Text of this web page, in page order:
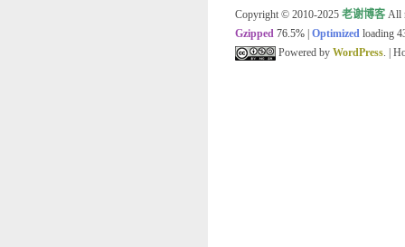
Copyright © 2010-2025 老谢博客 All
Gzipped 76.5% Optimized loading
Powered by WordPress. |